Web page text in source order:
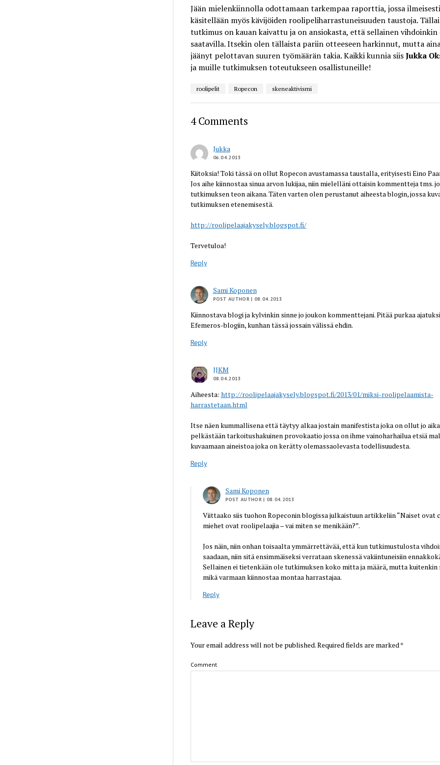
Jään mielenkiinnolla odottamaan tarkempaa raporttia, jossa ilmeisesti
käsitellään myös kävijöiden roolipeliharrastuneisuuden taustoja.
tutkimus on kauan kaivattu ja on ansiokasta, että sellainen vihdoinkin
saatavilla. Itsekin olen tällaista pariin otteeseen harkinnut, mutta
jäänyt pelottavan suuren työmäärän takia. Kaikki kunnia siisJukka
ja muille tutkimuksen toteutukseen osallistuneille!
roolipelit Ropecon skeneaktivismi
4 Comments
Jukka
06.04.2013
Kiitoksia! Toki tässä on ollut Ropecon avustamassa taustalla, erityisesti Eino
Jos aihe kiinnostaa sinua arvon lukijaa, niin mielelläni ottaisin kommentteja tms. jo
tutkimuksen teon aikana. Täten varten olen perustanut aiheesta blogin, jossa
tutkimuksen etenemisestä.
http://roolipelaajakysely.blogspot.fi/
Tervetuloa!
Reply
Sami Koponen
POST AUTHOR | 08.04.2013
Kiinnostava blogi ja kylvinkin sinne jo joukon kommenttejani. Pitää purkaa
Efemeros-blogiin, kunhan tässä jossain välissä ehdin.
Reply
JJKM
08.04.2013
Aiheesta: http://roolipelaajakysely.blogspot.fi/2013/01/miksi-roolipelaamista-
harrastetaan.html
Itse näen kummallisena että täytyy alkaa jostain manifestista joka on ollut jo
pelkästään tarkoitushakuinen provokaatio jossa on ihme vainoharhailua etsiä
kuvaamaan aineistoa joka on kerätty olemassaolevasta todellisuudesta.
Reply
Sami Koponen
POST AUTHOR | 08.04.2013
Viittaako siis tuohon Ropeconin blogissa julkaistuun artikkeliin “Naiset ovat
miehet ovat roolipelaajia – vai miten se menikään?”.
Jos näin, niin onhan toisaalta ymmärrettävää, että kun tutkimustulosta
saadaan, niin sitä ensimmäiseksi verrataan skenessä vakiintuneisiin
Sellainen ei tietenkään ole tutkimuksen koko mitta ja määrä, mutta kuitenkin
mikä varmaan kiinnostaa montaa harrastajaa.
Reply
Leave a Reply
Your email address will not be published.Required fields are marked *
Comment